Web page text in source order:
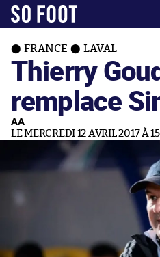
FRANCE LAVAL
Thierry
remplace
AA
LE MERCREDI 12 AVRIL 2017 À